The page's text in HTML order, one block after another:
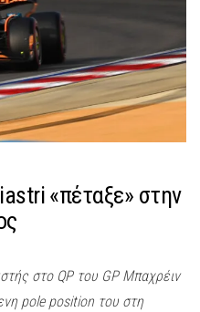
«πέταξε» στην
στο QP του GP Μπαχρέιν
pole position του στη